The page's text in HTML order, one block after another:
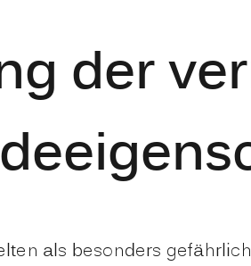
der
als besonders